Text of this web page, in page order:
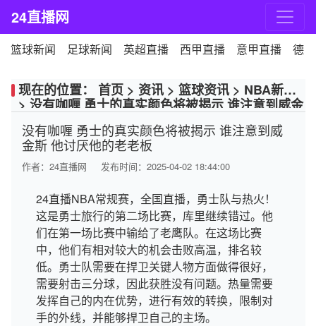
24直播网
篮球新闻 足球新闻 英超直播 西甲直播 意甲直播 德
现在的位置： 首页 > 资讯 > 篮球资讯 > NBA新闻
> 没有咖喱 勇士的真实颜色将被揭示 谁注意到威金
没有咖喱 勇士的真实颜色将被揭示 谁注意到威
金斯 他讨厌他的老老板
作者： 24直播网 发布时间：2025-04-02 18:44:00
24直播NBA常规赛，全国直播，勇士队与热火！
这是勇士旅行的第二场比赛，库里继续错过。他
们在第一场比赛中输给了老鹰队。在这场比赛
中，他们有相对较大的机会击败高温，排名较
低。勇士队需要在捍卫关键人物方面做得很好，
需要射击三分球，因此获胜没有问题。热量需要
发挥自己的内在优势，进行有效的转换，限制对
手的外线，并能够捍卫自己的主场。